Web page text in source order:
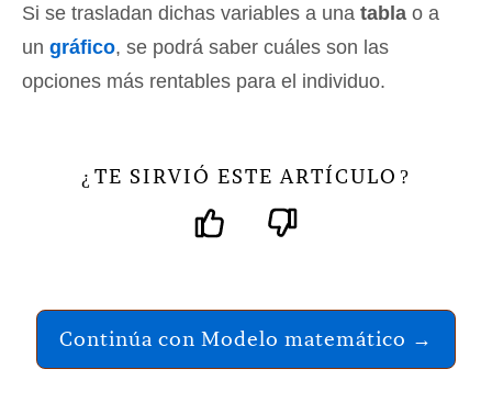
Si se trasladan dichas variables a una tabla o a
un gráfico, se podrá saber cuáles son las
opciones más rentables para el individuo.
¿ TE SIRVIÓ ESTE ARTÍCULO ?
Continúa con Modelo matemático →